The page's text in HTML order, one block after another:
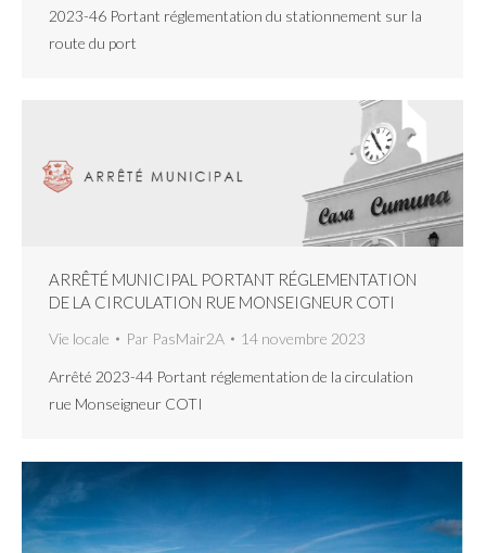
2023-46 Portant réglementation du stationnement sur la
route du port
ARRÊTÉ MUNICIPAL PORTANT RÉGLEMENTATION
DE LA CIRCULATION RUE MONSEIGNEUR COTI
Vie locale Par PasMair2A 14 novembre 2023
Arrêté 2023-44 Portant réglementation de la circulation
rue Monseigneur COTI